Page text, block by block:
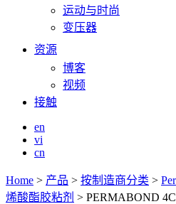
运动与时尚
变压器
资源
博客
视频
接触
en
vi
cn
Home > 产品 > 按制造商分类 >
烯酸酯胶粘剂 > PERMABOND